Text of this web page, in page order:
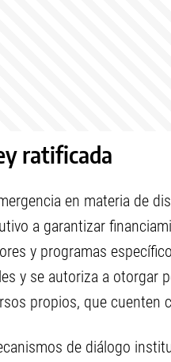
ratificada
en materia de
a garantizar
y programas
y se autoriza a otorgar
propios, que cuenten
de diálogo